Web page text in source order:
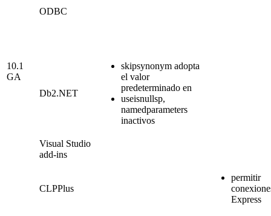
10.1
GA
ODBC
Db2.NET
skipsynonym adopta
el valor
predeterminado en
useisnullsp,
namedparameters
inactivos
Visual Studio
add-ins
CLPPlus
permitir
Express